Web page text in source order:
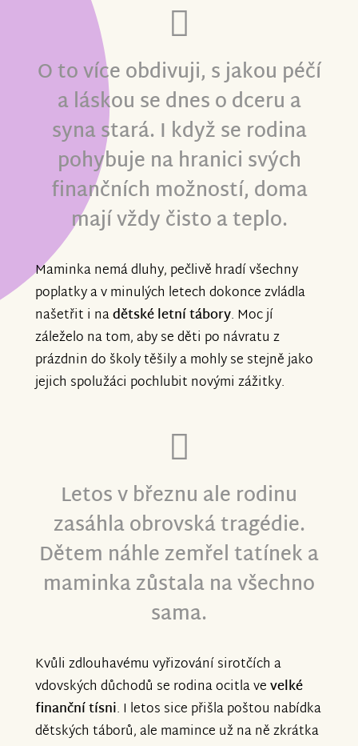
O to více obdivuji, s jakou péčí
a láskou se dnes o dceru a
syna stará. I když se rodina
pohybuje na hranici svých
finančních možností, doma
mají vždy čisto a teplo.
Maminka nemá dluhy, pečlivě hradí všechny
poplatky a v minulých letech dokonce zvládla
našetřit i nadětské letní tábory. Moc jí
záleželo na tom, aby se děti po návratu z
prázdnin do školy těšily a mohly se stejně jako
jejich spolužáci pochlubit novými zážitky.
Letos v březnu ale rodinu
zasáhla obrovská tragédie.
Dětem náhle zemřel tatínek a
maminka zůstala na všechno
sama.
Kvůli zdlouhavému vyřizování sirotčích a
vdovských důchodů se rodina ocitla vevelké
finanční tísni. I letos sice přišla poštou nabídka
dětských táborů, ale mamince už na ně zkrátka